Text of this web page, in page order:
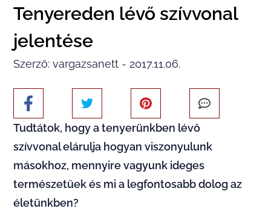
Tenyereden lévő szívvonal
jelentése
Szerző: vargazsanett - 2017.11.06.
Tudtátok, hogy a tenyerünkben lévő
szívvonal elárulja hogyan viszonyulunk
másokhoz, mennyire vagyunk ideges
természetűek és mi a legfontosabb dolog az
életünkben?